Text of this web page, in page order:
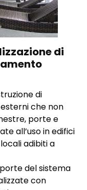
di
di
che non
porte e
all’uso in edifici
adibiti a
del sistema
con